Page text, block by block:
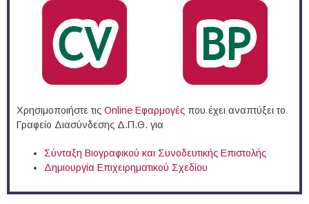
Χρησιμοποιήστε τις Online Eφαρμογές που έχει αναπτύξει το
Γραφείο Διασύνδεσης Δ.Π.Θ. για
Σύνταξη Βιογραφικού και Συνοδευτικής Επιστολής
Δημιουργία Επιχειρηματικού Σχεδίου